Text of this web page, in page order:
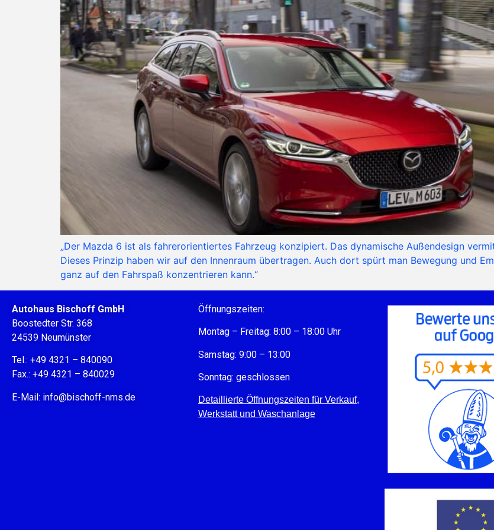
„Der Mazda 6 ist als fahrerorientiertes Fahrzeug konzipiert. Das dynamische Außendesign
Dieses Prinzip haben wir auf den Innenraum übertragen. Auch dort spürt man Bewegung und
ganz auf den Fahrspaß konzentrieren kann.“
Autohaus Bischoff GmbH
Boostedter Str. 368
24539 Neumünster
Tel.: +49 4321 – 840090
Fax.: +49 4321 – 840029
E-Mail: info@bischoff-nms.de
Öffnungszeiten:
Montag – Freitag: 8:00 – 18:00 Uhr
Samstag: 9:00 – 13:00
Sonntag: geschlossen
Detaillierte Öffnungszeiten für Verkauf,
Werkstatt und Waschanlage